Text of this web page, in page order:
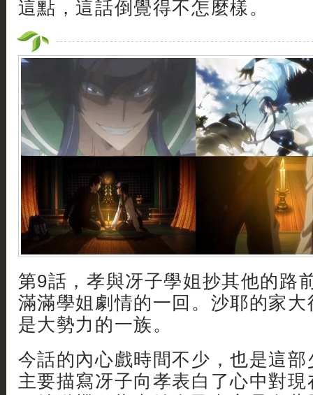
這點，這話倒覺得不怎麼樣。
第9話，孝與冴子學姐抄其他的路
滿滿學姐劇情的一回。沙耶的家大
是大勢力的一族。
今話的內心戲時間不少，也是這
主要描寫冴子向孝表白了心中對